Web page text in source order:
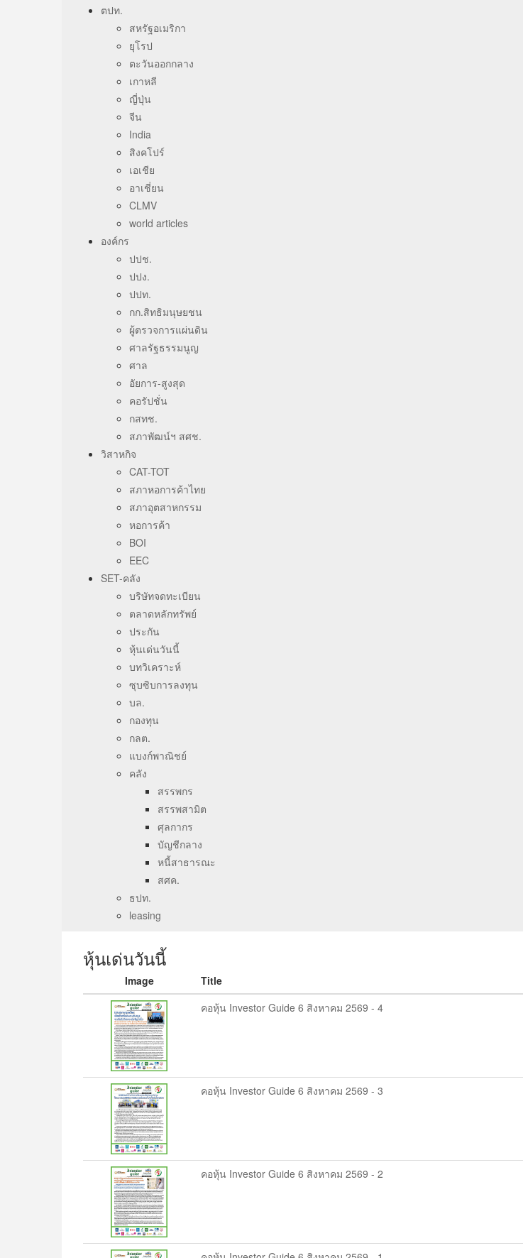
ตปท.
สหรัฐอเมริกา
ยุโรป
ตะวันออกกลาง
เกาหลี
ญี่ปุ่น
จีน
India
สิงคโปร์
เอเชีย
อาเชี่ยน
CLMV
world articles
องค์กร
ปปช.
ปปง.
ปปท.
กก.สิทธิมนุษยชน
ผู้ตรวจการแผ่นดิน
ศาลรัฐธรรมนูญ
ศาล
อัยการ-สูงสุด
คอรัปชั่น
กสทช.
สภาพัฒน์ฯ สศช.
วิสาหกิจ
CAT-TOT
สภาหอการค้าไทย
สภาอุตสาหกรรม
หอการค้า
BOI
EEC
SET-คลัง
บริษัทจดทะเบียน
ตลาดหลักทรัพย์
ประกัน
หุ้นเด่นวันนี้
บทวิเคราะห์
ซุบซิบการลงทุน
บล.
กองทุน
กลต.
แบงก์พาณิชย์
คลัง
สรรพกร
สรรพสามิต
ศุลกากร
บัญชีกลาง
หนี้สาธารณะ
สศค.
ธปท.
leasing
หุ้นเด่นวันนี้
Image Title
คอหุ้น Investor Guide 6 สิงหาคม 2569 - 4
คอหุ้น Investor Guide 6 สิงหาคม 2569 - 3
คอหุ้น Investor Guide 6 สิงหาคม 2569 - 2